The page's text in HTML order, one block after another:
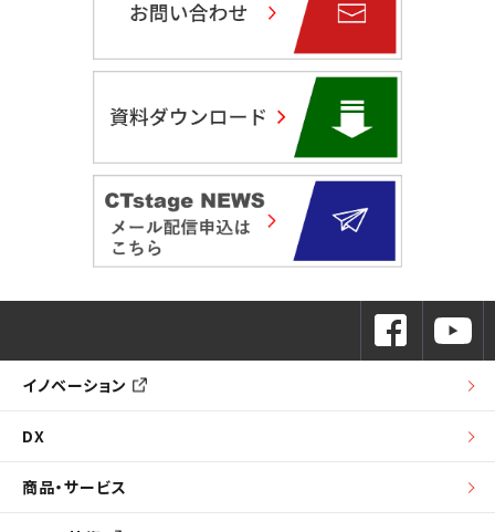
イノベーション
DX
商品・サービス